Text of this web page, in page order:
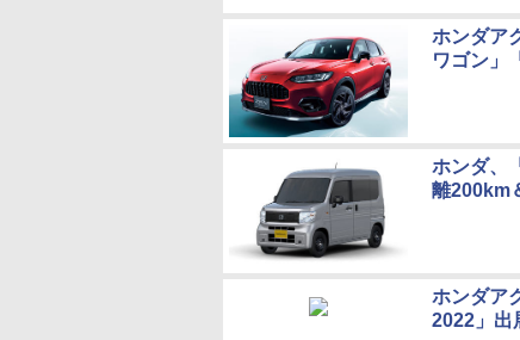
ホンダア
ワゴン」
ホンダ、
離200km
ホンダア
2022」出